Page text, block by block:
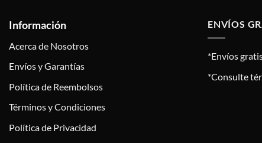
Información
Acerca de Nosotros
Envíos y Garantías
Política de Reembolsos
Términos y Condiciones
Política de Privacidad
ENVÍOS
*Envíos
*Consulte